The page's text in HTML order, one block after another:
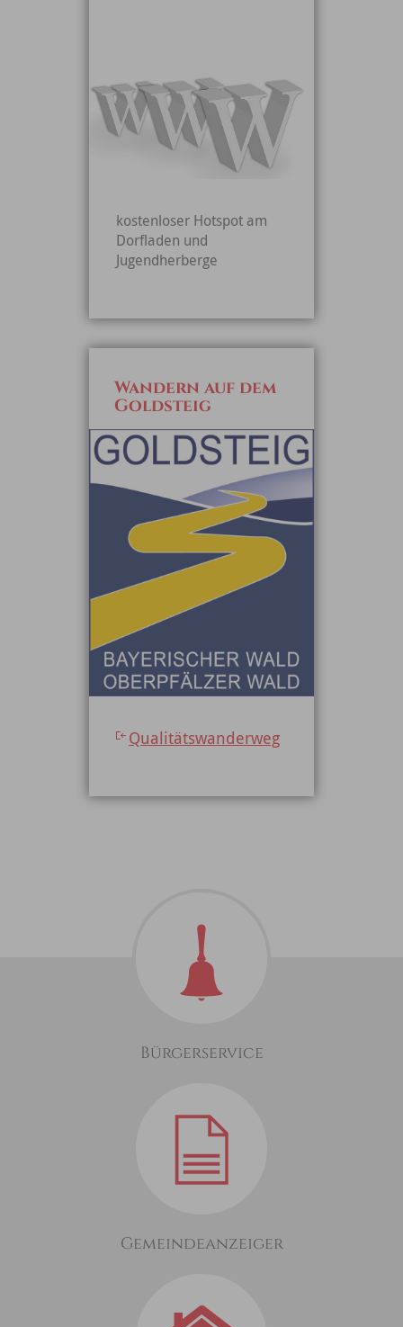
kostenloser Hotspot am
Dorfladen und
Jugendherberge
Wandern auf dem
Goldsteig
Qualitätswanderweg
Bürgerservice
Gemeindeanzeiger